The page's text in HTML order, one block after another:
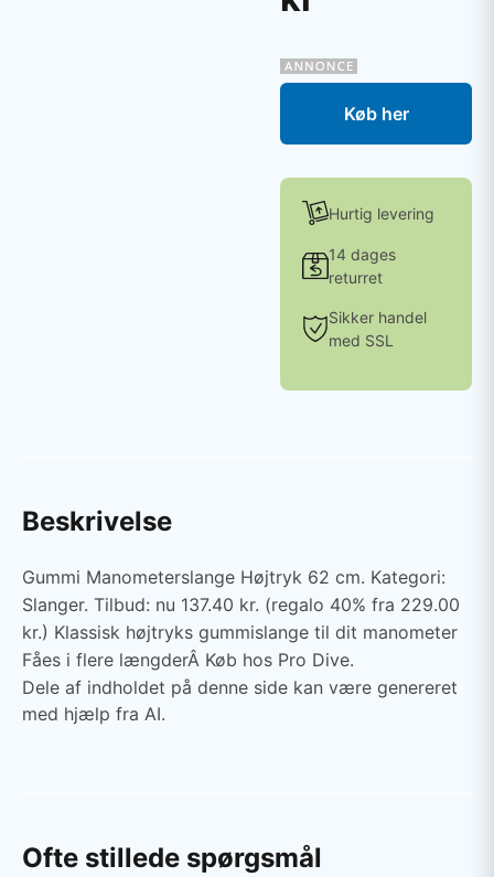
Køb her
Hurtig levering
14 dages
returret
Sikker handel
med SSL
Beskrivelse
Gummi Manometerslange Højtryk 62 cm. Kategori:
Slanger. Tilbud: nu 137.40 kr. (regalo 40% fra 229.00
kr.) Klassisk højtryks gummislange til dit manometer
Fåes i flere længderÂ Køb hos Pro Dive.
Dele af indholdet på denne side kan være genereret
med hjælp fra AI.
Ofte stillede spørgsmål